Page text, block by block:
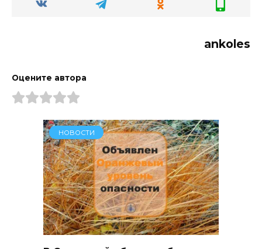
ankoles
Оцените автора
НОВОСТИ